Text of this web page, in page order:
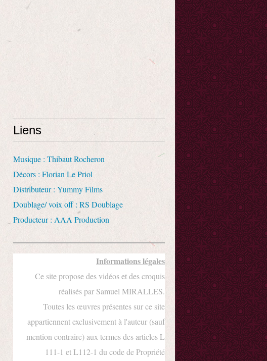
Liens
Musique : Thibaut Rocheron
Décors : Florian Le Priol
Distributeur : Yummy Films
Doublage/ voix off : RS Doublage
Producteur : AAA Production
Informations légales
Ce site propose des vidéos et des croquis
réalisés par Samuel MIRALLES.
Toutes les œuvres présentes sur ce site
appartiennent exclusivement à l'auteur (sauf
mention contraire) aux termes des articles L
111-1 et L112-1 du code de Propriété